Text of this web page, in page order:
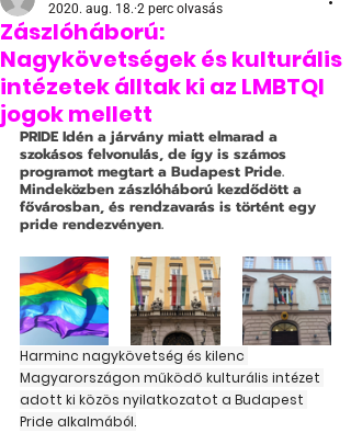
Zászlóháború:
Nagykövetségek és kulturális
intézetek álltak ki az LMBTQI
jogok mellett
2020. aug. 18. 2 perc olvasás
PRIDE Idén a járvány miatt elmarad a
szokásos felvonulás, de így is számos
programot megtart a Budapest Pride.
Mindeközben zászlóháború kezdődött a
fővárosban, és rendzavarás is történt egy
pride rendezvényen.
Harminc nagykövetség és kilenc
Magyarországon működő kulturális intézet
adott ki közös nyilatkozatot a Budapest
Pride alkalmából.